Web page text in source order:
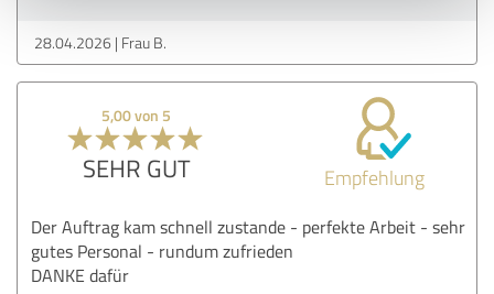
28.04.2026 Frau B.
5,00 von 5
SEHR GUT Empfehlung
Der Auftrag kam schnell zustande - perfekte Arbeit - sehr
gutes Personal - rundum zufrieden
DANKE dafür